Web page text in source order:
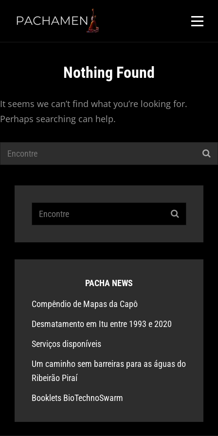
Nothing Found
It seems we can’t find what you’re looking for.
Perhaps searching can help.
Search
for:
Search
for:
PACHA NEWS
Compêndio de Mapas da Capô
Desmatamento em Itu entre 1993 e 2020
Serviços disponíveis
Um caminho sem barreiras para as águas do
Ribeirão Piraí
Booklets BioTechnoSwarm